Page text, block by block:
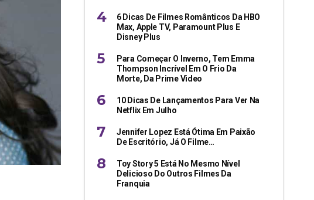
6 Dicas De Filmes Românticos Da HBO
Max, Apple TV, Paramount Plus E
Disney Plus
Para Começar O Inverno, Tem Emma
Thompson Incrível Em O Frio Da
Morte, Da Prime Video
10 Dicas De Lançamentos Para Ver Na
Netflix Em Julho
Jennifer Lopez Está Ótima Em Paixão
De Escritório, Já O Filme…
Toy Story 5 Está No Mesmo Nível
Delicioso Do Outros Filmes Da
Franquia